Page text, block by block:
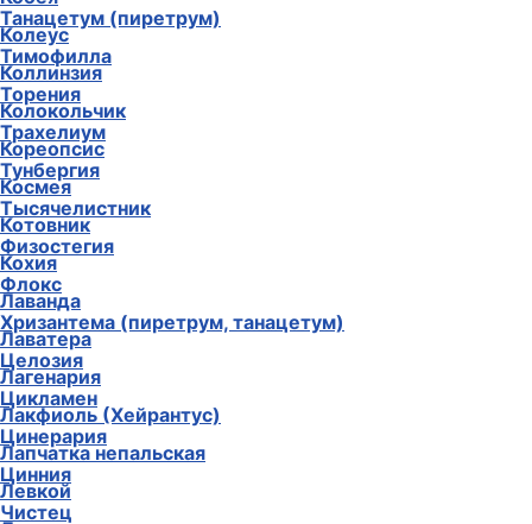
Танацетум (пиретрум)
Тимофилла
Торения
Трахелиум
Тунбергия
Тысячелистник
Физостегия
Флокс
Хризантема (пиретрум, танацетум)
Целозия
Цикламен
Цинерария
Цинния
Чистец
Колеус
Коллинзия
Колокольчик
Кореопсис
Космея
Котовник
Кохия
Лаванда
Лаватера
Лагенария
Лакфиоль (Хейрантус)
Лапчатка непальская
Левкой